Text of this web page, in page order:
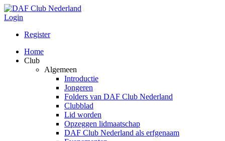
Login
Register
Home
Club
Algemeen
Introductie
Jongeren
Folders van DAF Club Nederland
Clubblad
Lid worden
Opzeggen lidmaatschap
DAF Club Nederland als erfgenaam